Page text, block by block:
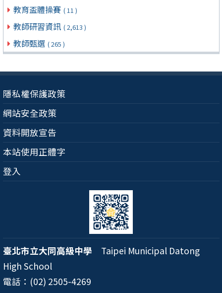
教育盃體操賽 ( 11 )
教師研習資訊 ( 2,613 )
教師甄選 ( 265 )
隱私權保護政策
網站安全政策
資料開放宣告
本站使用正體字
登入
臺北市立大同高級中學 Taipei Municipal Datong
High School
電話：(02) 2505-4269